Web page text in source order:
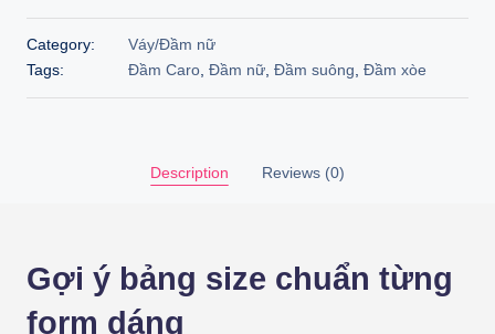
Category:
Váy/Đầm nữ
Tags:
Đầm Caro, Đầm nữ, Đầm suông, Đầm xòe
Description Reviews (0)
Gợi ý bảng size chuẩn từng
form dáng